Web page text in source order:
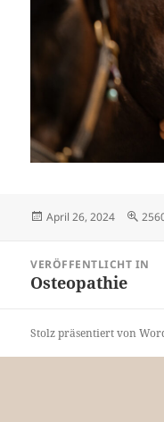
Veröffentlicht
April 26, 2024
VERÖFFENTLICHT IN
Osteopathie
Stolz präsentiert von